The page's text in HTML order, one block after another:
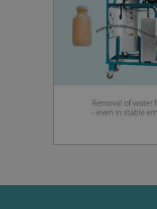
cannot be used properly
cookie banner to work